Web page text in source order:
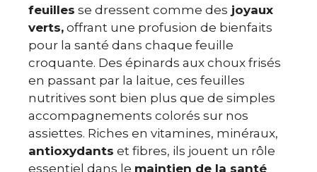
feuilles se dressent comme des joyaux
verts, offrant une profusion de bienfaits
pour la santé dans chaque feuille
croquante. Des épinards aux choux frisés
en passant par la laitue, ces feuilles
nutritives sont bien plus que de simples
accompagnements colorés sur nos
assiettes. Riches en vitamines, minéraux,
antioxydants et fibres, ils jouent un rôle
essentiel dans le maintien de la santé